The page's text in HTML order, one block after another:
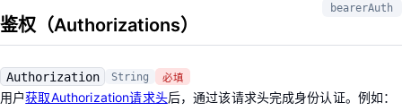
鉴权（Authorizations）
bearerAuth
Authorization String 必填
用户获取Authorization请求头后，通过该请求头完成身份认证。例如：